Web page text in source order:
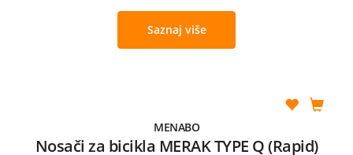
Saznaj više
MENABO
Nosači za bicikla MERAK TYPE Q (Rapid)